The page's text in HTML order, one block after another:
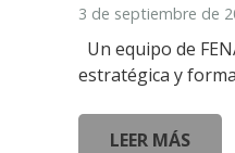
3 de septiembre de
Un equipo de
estratégica y
LEER MÁS